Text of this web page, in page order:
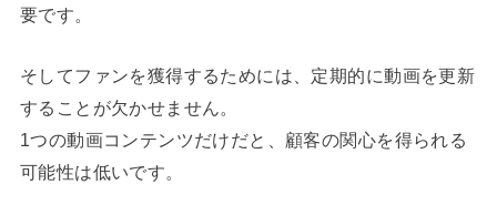
要です。
そしてファンを獲得するためには、定期的に動画を更新
することが欠かせません。
1つの動画コンテンツだけだと、顧客の関心を得られる
可能性は低いです。